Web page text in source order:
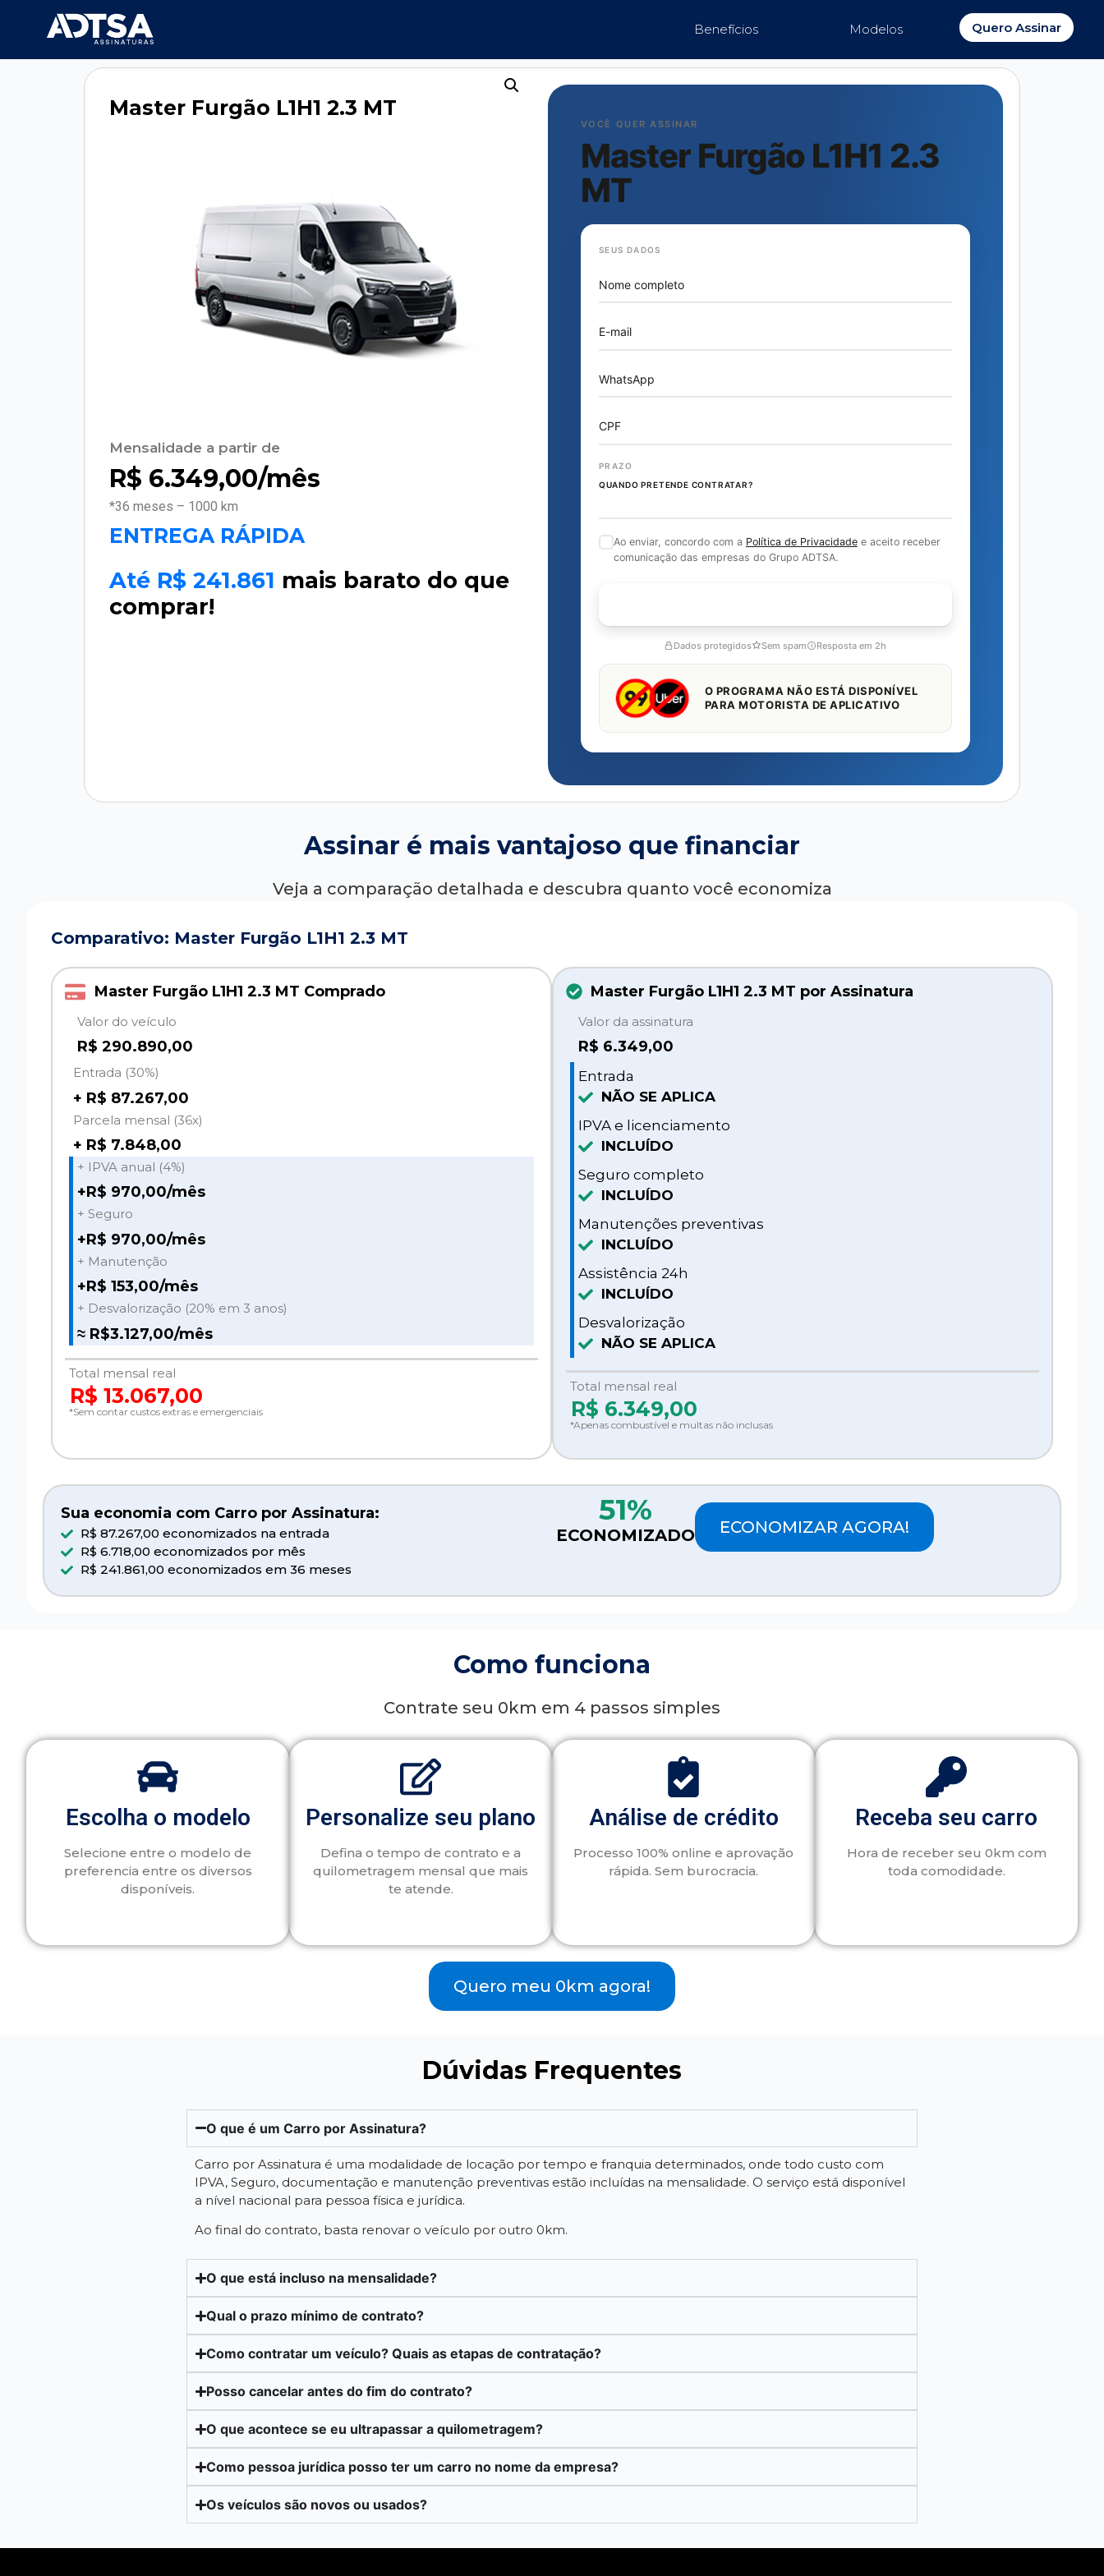
Modelos
Benefícios Quero Assinar
Master Furgão L1H1 2.3 MT
Mensalidade a partir de
R$ 6.349,00/mês
*36 meses – 1000 km
ENTREGA RÁPIDA
Até R$ 241.861 mais barato do que
comprar!
VOCÊ QUER ASSINAR
Master Furgão L1H1 2.3
MT
SEUS DADOS
Nome completo
E-mail
WhatsApp
CPF
PRAZO
QUANDO PRETENDE CONTRATAR?
Ao enviar, concordo com a Política de Privacidadee aceito receber
comunicação das empresas do Grupo ADTSA.
Dados protegidos Sem spam Resposta em 2h
O PROGRAMA NÃO ESTÁ DISPONÍVEL
PARA MOTORISTA DE APLICATIVO
Assinar é mais vantajoso que financiar
Veja a comparação detalhada e descubra quanto você economiza
Comparativo: Master Furgão L1H1 2.3 MT
Master Furgão L1H1 2.3 MT Comprado
Valor do veículo
R$ 290.890,00
Entrada (30%)
+ R$ 87.267,00
Parcela mensal (36x)
+ R$ 7.848,00
+ IPVA anual (4%)
+R$ 970,00/mês
+ Seguro
+R$ 970,00/mês
+ Manutenção
+R$ 153,00/mês
+ Desvalorização (20% em 3 anos)
≈ R$3.127,00/mês
Total mensal real
R$ 13.067,00
*Sem contar custos extras e emergenciais
Master Furgão L1H1 2.3 MT por Assinatura
Valor da assinatura
R$ 6.349,00
Entrada
NÃO SE APLICA
IPVA e licenciamento
INCLUÍDO
Seguro completo
INCLUÍDO
Manutenções preventivas
INCLUÍDO
Assistência 24h
INCLUÍDO
Desvalorização
NÃO SE APLICA
Total mensal real
R$ 6.349,00
*Apenas combustível e multas não inclusas
Sua economia com Carro por Assinatura:
R$ 87.267,00 economizados na entrada
R$ 6.718,00 economizados por mês
R$ 241.861,00 economizados em 36 meses
51%
ECONOMIZADO ECONOMIZAR AGORA!
Como funciona
Contrate seu 0km em 4 passos simples
Escolha o modelo
Selecione entre o modelo de
preferencia entre os diversos
disponíveis.
Personalize seu plano
Defina o tempo de contrato e a
quilometragem mensal que mais
te atende.
Análise de crédito
Processo 100% online e aprovação
rápida. Sem burocracia.
Receba seu carro
Hora de receber seu 0km com
toda comodidade.
Quero meu 0km agora!
Dúvidas Frequentes
O que é um Carro por Assinatura?
Carro por Assinatura é uma modalidade de locação por tempo e franquia determinados, onde todo custo com
IPVA, Seguro, documentação e manutenção preventivas estão incluídas na mensalidade. O serviço está disponível
a nível nacional para pessoa física e jurídica.
Ao final do contrato, basta renovar o veículo por outro 0km.
O que está incluso na mensalidade?
Qual o prazo mínimo de contrato?
Como contratar um veículo? Quais as etapas de contratação?
Posso cancelar antes do fim do contrato?
O que acontece se eu ultrapassar a quilometragem?
Como pessoa jurídica posso ter um carro no nome da empresa?
Os veículos são novos ou usados?